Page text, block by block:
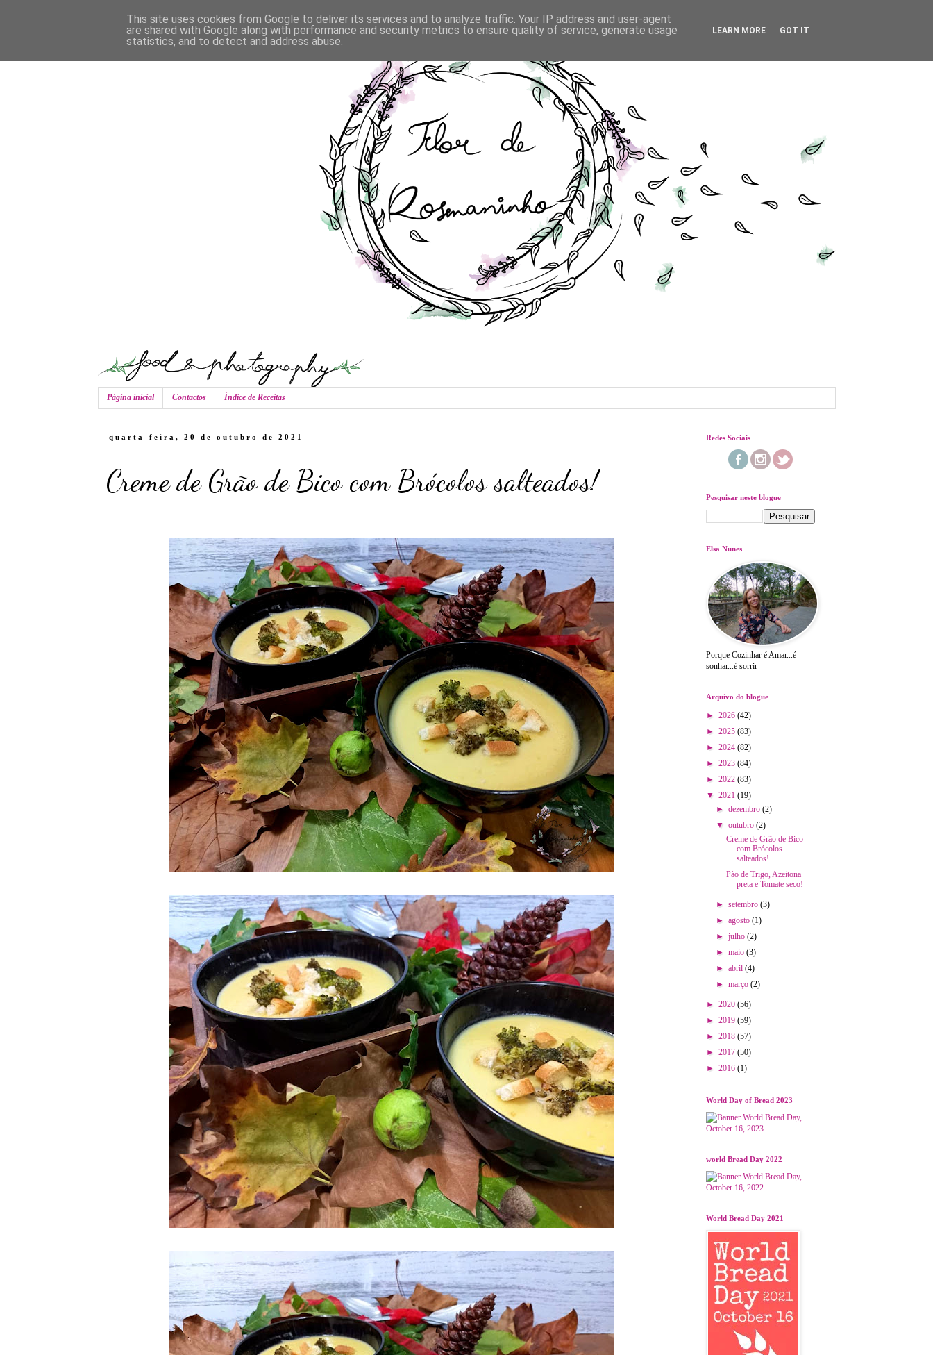
Página inicial Contactos Índice de Receitas
quarta-feira, 20 de outubro de 2021
Creme de Grão de Bico com Brócolos salteados!
Redes Sociais
Pesquisar neste blogue
Elsa Nunes
Porque Cozinhar é Amar...é
sonhar...é sorrir
Arquivo do blogue
► 2026 (42)
► 2025 (83)
► 2024 (82)
► 2023 (84)
► 2022 (83)
▼ 2021 (19)
► dezembro (2)
▼ outubro (2)
Creme de Grão de Bico
com Brócolos
salteados!
Pão de Trigo, Azeitona
preta e Tomate seco!
► setembro (3)
► agosto (1)
► julho (2)
► maio (3)
► abril (4)
► março (2)
► 2020 (56)
► 2019 (59)
► 2018 (57)
► 2017 (50)
► 2016 (1)
World Day of Bread 2023
world Bread Day 2022
World Bread Day 2021
This site uses cookies from Google to deliver its services and to analyze traffic. Your IP address and user-agent
are shared with Google along with performance and security metrics to ensure quality of service, generate usage
statistics, and to detect and address abuse.
LEARN MORE GOT IT